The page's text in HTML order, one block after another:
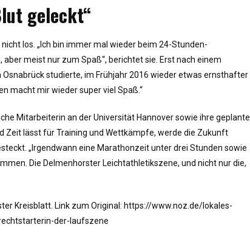
geleckt“
los. „Ich bin immer mal wieder beim 24-Stunden-
meist nur zum Spaß“, berichtet sie. Erst nach einem
studierte, im Frühjahr 2016 wieder etwas ernsthafter
macht mir wieder super viel Spaß.“
Mitarbeiterin an der Universität Hannover sowie ihre geplante
Zeit lässt für Training und Wettkämpfe, werde die Zukunft
„Irgendwann eine Marathonzeit unter drei Stunden sowie
Die Delmenhorster Leichtathletikszene, und nicht nur die,
Kreisblatt. Link zum Original: https://www.noz.de/lokales-
der-laufszene